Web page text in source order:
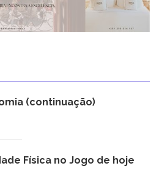
(continuação)
Física no Jogo de hoje